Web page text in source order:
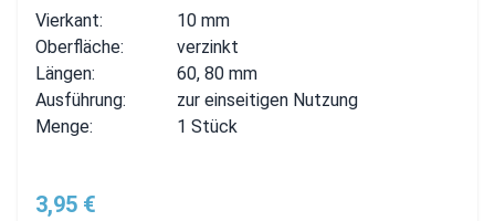
Vierkant:
10 mm
Oberfläche:
verzinkt
Längen:
60, 80 mm
Ausführung:
zur einseitigen Nutzung
Menge:
1 Stück
3,95 €